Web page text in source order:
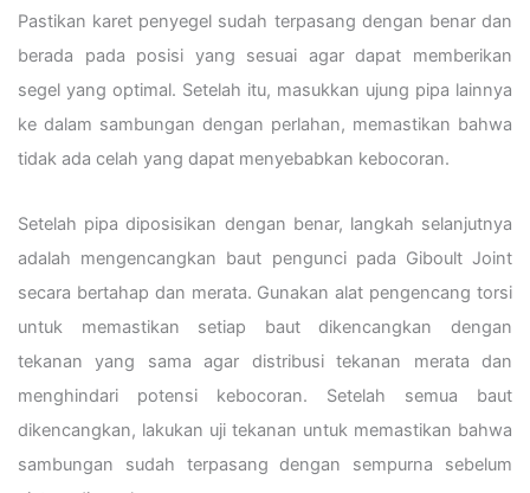
Pastikan karet penyegel sudah terpasang dengan benar dan
berada pada posisi yang sesuai agar dapat memberikan
segel yang optimal. Setelah itu, masukkan ujung pipa lainnya
ke dalam sambungan dengan perlahan, memastikan bahwa
tidak ada celah yang dapat menyebabkan kebocoran.
Setelah pipa diposisikan dengan benar, langkah selanjutnya
adalah mengencangkan baut pengunci pada Giboult Joint
secara bertahap dan merata. Gunakan alat pengencang torsi
untuk memastikan setiap baut dikencangkan dengan
tekanan yang sama agar distribusi tekanan merata dan
menghindari potensi kebocoran. Setelah semua baut
dikencangkan, lakukan uji tekanan untuk memastikan bahwa
sambungan sudah terpasang dengan sempurna sebelum